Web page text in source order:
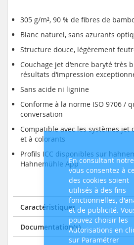
En consultant
vous consentez à
des cookies soient
utilisés à des fins
fonctionnelles,
et de publicité.
pouvez choisir les
Autorisations en
sur Paramétrer
305 g/m², 90 % de fibres de
Blanc naturel, sans azurants
Structure douce, légèrement
Couchage jet d‘encre baryté très
résultats d‘impression
Sans acide ni lignine
Conforme à la norme ISO 9706 /
conversation
Compatible avec les systèmes jet
et à colorants
Profils ICC disponibles sur
Hahnemühle App
Caractéristiques
Documentation(s)